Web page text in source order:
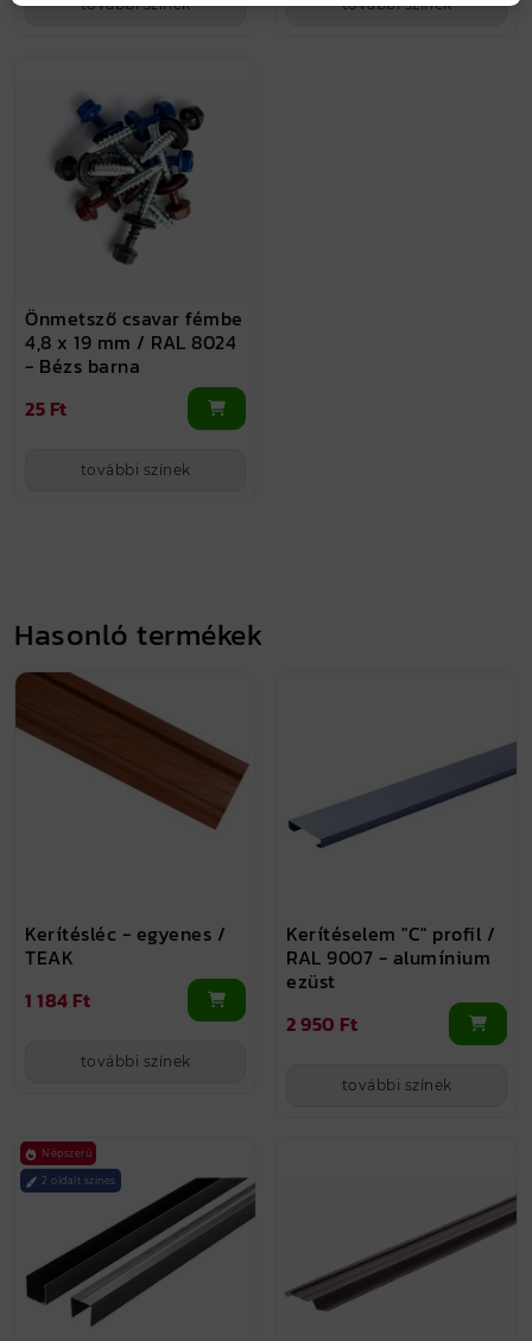
további színek további színek
Önmetsző csavar fémbe
4,8 x 19 mm / RAL 8024
- Bézs barna
25 Ft
további színek
Hasonló termékek
Kerítésléc - egyenes /
TEAK
1 184 Ft
további színek
Kerítéselem "C" profil /
RAL 9007 - alumínium
ezüst
2 950 Ft
további színek
Népszerű
2 oldalt színes